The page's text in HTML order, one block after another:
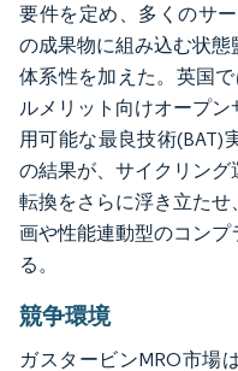
要件を定め、多くのサ
の成果物に組み込む状
体系性を加えた。英国
ルメリット向けオープ
用可能な最良技術(BAT)
の結果が、サイクリン
転換をさらに浮き立た
画や性能連動型のコン
る。
競争環境
ガスタービンMRO市場